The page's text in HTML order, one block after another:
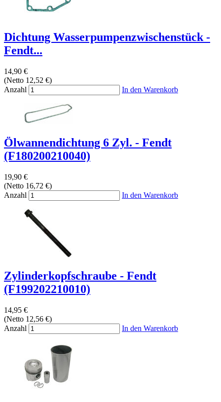
Dichtung Wasserpumpenzwischenstück -
Fendt...
14,90 €
(Netto 12,52 €)
Anzahl
In den Warenkorb
Ölwannendichtung 6 Zyl. - Fendt
(F180200210040)
19,90 €
(Netto 16,72 €)
Anzahl
In den Warenkorb
Zylinderkopfschraube - Fendt
(F199202210010)
14,95 €
(Netto 12,56 €)
Anzahl
In den Warenkorb